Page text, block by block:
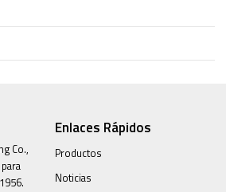
Co.,
Enlaces Rápidos
Productos
Noticias